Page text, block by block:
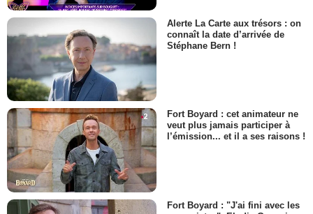
Alerte La Carte aux trésors : on
connaît la date d’arrivée de
Stéphane Bern !
Fort Boyard : cet animateur ne
veut plus jamais participer à
l’émission... et il a ses raisons !
Fort Boyard : "J'ai fini avec les